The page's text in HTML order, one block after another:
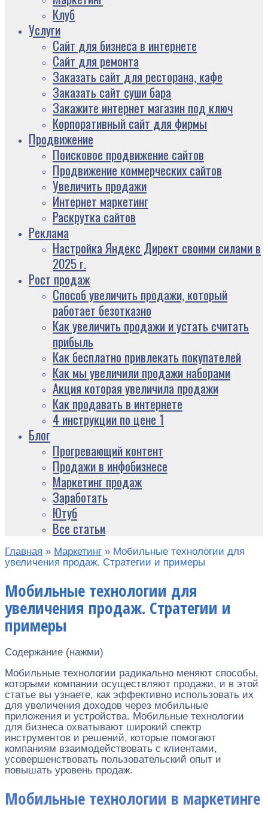
Клуб
Услуги
Сайт для бизнеса в интернете
Сайт для ремонта
Заказать сайт для ресторана, кафе
Заказать сайт суши бара
Закажите интернет магазин под ключ
Корпоративный сайт для фирмы
Продвижение
Поисковое продвижение сайтов
Продвижение коммерческих сайтов
Увеличить продажи
Интернет маркетинг
Раскрутка сайтов
Реклама
Настройка Яндекс Директ своими силами в
2025 г.
Рост продаж
Способ увеличить продажи, который
работает безотказно
Как увеличить продажи и устать считать
прибыль
Как бесплатно привлекать покупателей
Как мы увеличили продажи наборами
Акция которая увеличила продажи
Как продавать в интернете
4 инструкции по цене 1
Блог
Прогревающий контент
Продажи в инфобизнесе
Маркетинг продаж
Заработать
Ютуб
Все статьи
Главная » Маркетинг » Мобильные технологии для
увеличения продаж. Стратегии и примеры
Мобильные технологии для
увеличения продаж. Стратегии и
примеры
Содержание (нажми)
Мобильные технологии радикально меняют способы,
которыми компании осуществляют продажи, и в этой
статье вы узнаете, как эффективно использовать их
для увеличения доходов через мобильные
приложения и устройства. Мобильные технологии
для бизнеса охватывают широкий спектр
инструментов и решений, которые помогают
компаниям взаимодействовать с клиентами,
усовершенствовать пользовательский опыт и
повышать уровень продаж.
Мобильные технологии в маркетинге